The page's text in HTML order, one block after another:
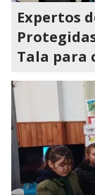
Expertos
Tala para